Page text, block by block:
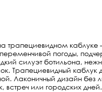
трапециевидном
погоды,
силуэт ботильона,
Трапециевидный каблук
Лаконичный дизайн
встреч или городских дней.